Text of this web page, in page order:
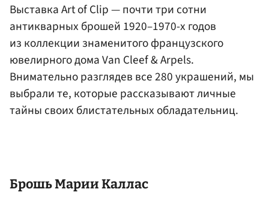
Выставка Art of Clip — почти три сотни
антикварных брошей 1920–1970-х годов
из коллекции знаменитого французского
ювелирного дома Van Cleef & Arpels.
Внимательно разглядев все 280 украшений, мы
выбрали те, которые рассказывают личные
тайны своих блистательных обладательниц.
Брошь Марии Каллас